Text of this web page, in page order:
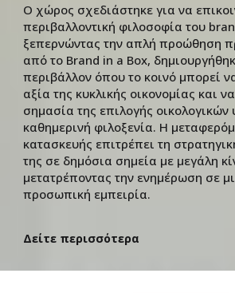
Ο χώρος σχεδιάστηκε για να
περιβαλλοντική φιλοσοφία του
ξεπερνώντας την απλή προώθηση
από το Brand in a Box,
περιβάλλον όπου το κοινό μπορεί
αξία της κυκλικής οικονομίας και
σημασία της επιλογής οικολογικών
καθημερινή φιλοξενία. Η
κατασκευής επιτρέπει τη
της σε δημόσια σημεία με μεγάλη
μετατρέποντας την ενημέρωση σε
προσωπική εμπειρία.
Δείτε περισσότερα